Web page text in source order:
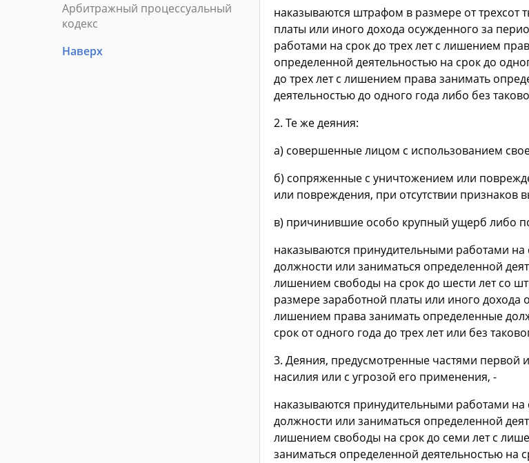
Арбитражный процессуальный
кодекс
Наверх
наказываются штрафом в размере от трехсот
платы или иного дохода осужденного за
работами на срок до трех лет с лишением
определенной деятельностью на срок до
до трех лет с лишением права занимать
деятельностью до одного года либо без
2. Те же деяния:
а) совершенные лицом с использованием
б) сопряженные с уничтожением или
или повреждения, при отсутствии признаков
в) причинившие особо крупный ущерб либо
наказываются принудительными работами
должности или заниматься определенной
лишением свободы на срок до шести лет со
размере заработной платы или иного дохода
лишением права занимать определенные
срок от одного года до трех лет или без
3. Деяния, предусмотренные частями
насилия или с угрозой его применения, -
наказываются принудительными работами
должности или заниматься определенной
лишением свободы на срок до семи лет с
заниматься определенной деятельностью на